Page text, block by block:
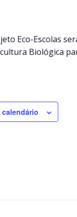
Eco-Escolas
Biológica